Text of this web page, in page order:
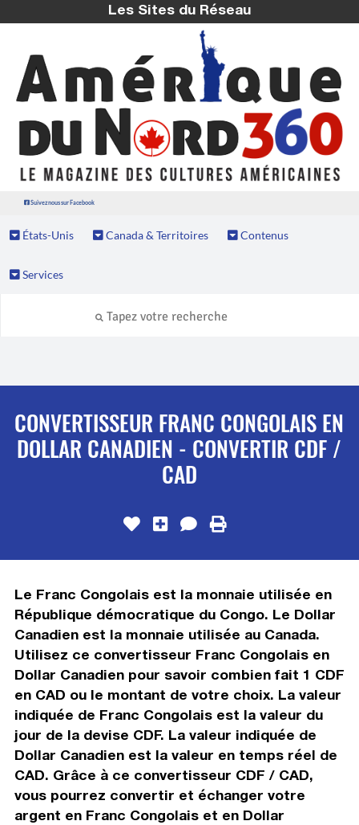
Les Sites du Réseau
Suivez nous sur Facebook
États-Unis Canada & Territoires Contenus
Services
CONVERTISSEUR FRANC CONGOLAIS EN
DOLLAR CANADIEN - CONVERTIR CDF /
CAD
Le Franc Congolais est la monnaie utilisée en
République démocratique du Congo. Le Dollar
Canadien est la monnaie utilisée au Canada.
Utilisez ce convertisseur Franc Congolais en
Dollar Canadien pour savoir combien fait 1 CDF
en CAD ou le montant de votre choix. La valeur
indiquée de Franc Congolais est la valeur du
jour de la devise CDF. La valeur indiquée de
Dollar Canadien est la valeur en temps réel de
CAD. Grâce à ce convertisseur CDF / CAD,
vous pourrez convertir et échanger votre
argent en Franc Congolais et en Dollar